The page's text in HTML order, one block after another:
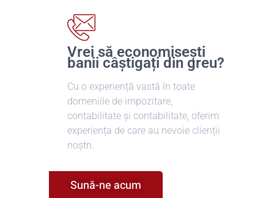
Vrei să economisești
banii câștigați din greu?
Cu o experiență vastă în toate
domeniile de impozitare,
contabilitate și contabilitate, oferim
experiența de care au nevoie clienții
noștri.
Sună-ne acum